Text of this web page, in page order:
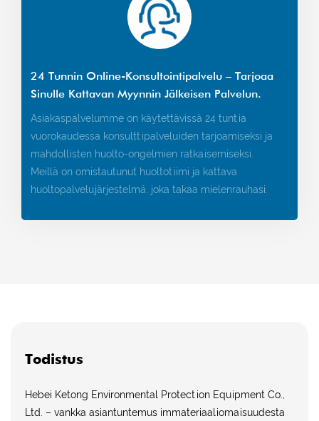
24 Tunnin Online-Konsultointipalvelu – Tarjoaa
Sinulle Kattavan Myynnin Jälkeisen Palvelun.
Asiakaspalvelumme on käytettävissä 24 tuntia
vuorokaudessa konsulttipalveluiden tarjoamiseksi ja
mahdollisten huolto-ongelmien ratkaisemiseksi.
Meillä on omistautunut huoltotiimi ja kattava
huoltopalvelujärjestelmä, joka takaa mielenrauhasi.
Todistus
Hebei Ketong Environmental Protection Equipment Co.,
Ltd. – vankka asiantuntemus immateriaaliomaisuudesta